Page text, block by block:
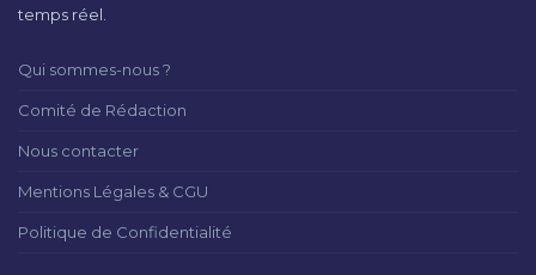
temps réel.
Qui sommes-nous ?
Comité de Rédaction
Nous contacter
Mentions Légales & CGU
Politique de Confidentialité